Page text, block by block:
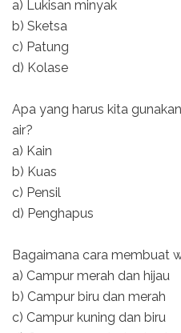
a) Lukisan minyak
b) Sketsa
c) Patung
d) Kolase
Apa yang harus kita
air?
a) Kain
b) Kuas
c) Pensil
d) Penghapus
Bagaimana cara membuat
a) Campur merah dan hijau
b) Campur biru dan merah
c) Campur kuning dan biru